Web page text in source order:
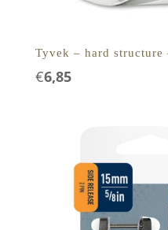
Tyvek – hard structure
€6,85